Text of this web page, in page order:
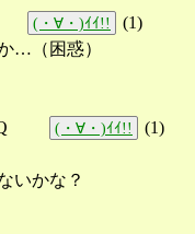
(・∀・)ｲｲ!! (1)
…（困惑）
(・∀・)ｲｲ!! (1)
いかな？